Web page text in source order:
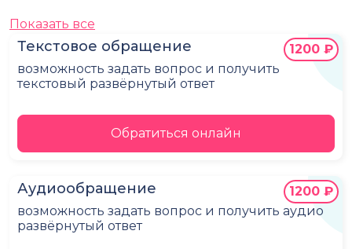
Текстовое обращение
возможность задать вопрос и получить
текстовый развёрнутый ответ
1200 ₽
Обратиться онлайн
Аудиообращение
возможность задать вопрос и получить аудио
развёрнутый ответ
1200 ₽
Показать все